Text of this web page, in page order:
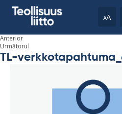
AA
Anterior
Următorul
TL-